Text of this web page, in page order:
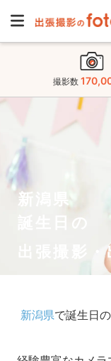
撮影数
新潟県
誕生日の
出張撮影
新潟県で誕生日